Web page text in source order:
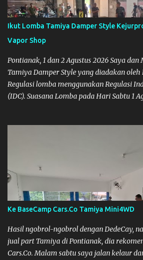
Ikut Lomba Tamiya Damper Style
Vapor Shop
Pontianak, 1 dan 2 Agustus 2026 Saya
Tamiya Damper Style yang diadakan oleh
Regulasi lomba menggunakan Regulasi
(IDC). Suasana Lomba pada Hari Sabtu 1
itu juga ada janji mau main ke Agus
karena mepet waktu, jadi lebih banyak
lomba ini lokasinya adalah di Port 99 Kota
Lomba Tamiya Oiya sebagai Informasi,
pertama kali main disini. ya hitungannya
Ke BaseCamp Cars.Co Tamiya Mini4WD
Hasil ngobrol-ngobrol dengan DedeCay,
jual part Tamiya di Pontianak, dia
Cars.Co. Malam sabtu saya jalan kelaur